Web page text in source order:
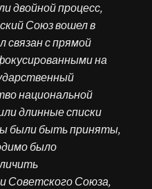
двойной процесс,
Союз вошел в
с прямой
на
национальной
длинные списки
были быть приняты,
было
Советского Союза,